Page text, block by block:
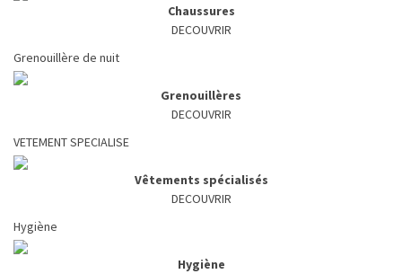
Chaussures
DECOUVRIR
Grenouillère de nuit
Grenouillères
DECOUVRIR
VETEMENT SPECIALISE
Vêtements spécialisés
DECOUVRIR
Hygiène
Hygiène